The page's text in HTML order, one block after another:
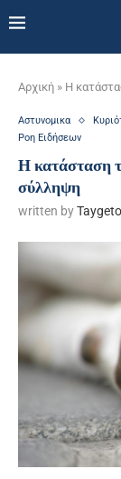
Αρχική » Η
Αστυνομικα
Ροη Ειδήσεων
Η κατάσταση
σύλληψη
written by